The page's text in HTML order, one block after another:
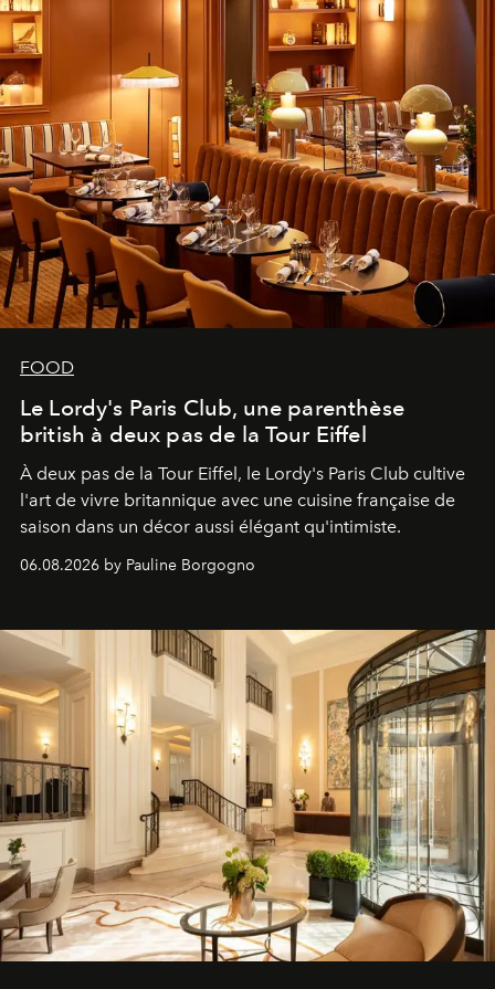
FOOD
Le Lordy's Paris Club, une parenthèse
british à deux pas de la Tour Eiffel
À deux pas de la Tour Eiffel, le Lordy's Paris Club cultive
l'art de vivre britannique avec une cuisine française de
saison dans un décor aussi élégant qu'intimiste.
06.08.2026 by Pauline Borgogno